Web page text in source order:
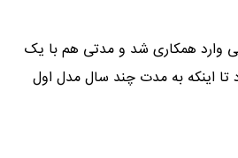
وارد همکاری شد و مدتی هم با یک
تا اینکه به مدت چند سال مدل اول